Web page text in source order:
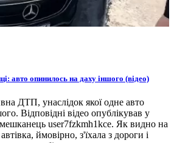
авто опинилось на даху іншого (відео)
ДТП, унаслідок якої одне авто
Відповідні відео опублікував у
user7fzkmh1kce. Як видно на
ймовірно, з'їхала з дороги і